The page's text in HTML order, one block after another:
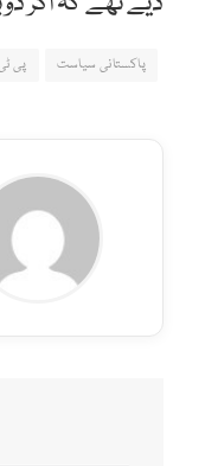
پاکستانی سیاست پی